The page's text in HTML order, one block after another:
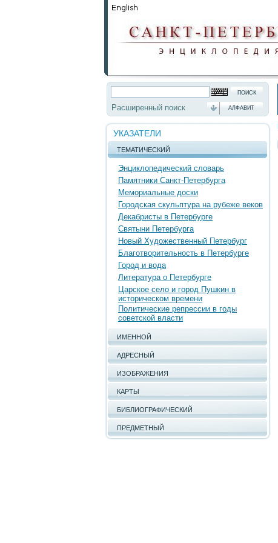
Расширенный поиск АЛФАВИТ
УКАЗАТЕЛИ
ТЕМАТИЧЕСКИЙ
Энциклопедический словарь
Памятники Санкт-Петербурга
Мемориальные доски
Городская скульптура на рубеже веков
Декабристы в Петербурге
Святыни Петербурга
Новый Художественный Петербург
Благотворительность в Петербурге
Город и вода
Литература о Петербурге
Царское село и город Пушкин в
историческом времени
Политические репрессии в годы
советской власти
ИМЕННОЙ
АДРЕСНЫЙ
ИЗОБРАЖЕНИЯ
КАРТЫ
БИБЛИОГРАФИЧЕСКИЙ
ПРЕДМЕТНЫЙ